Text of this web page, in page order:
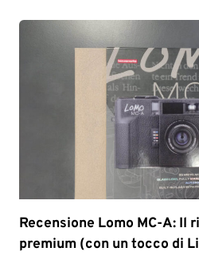
Recensione Lomo MC-A: Il
premium (con un tocco di